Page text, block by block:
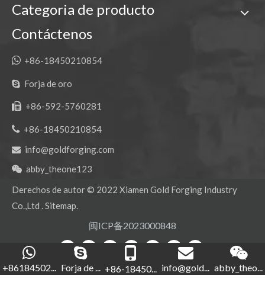
+86184502... Forja de ... +86-18450... info@gold... abby_theo...
Categoria de producto
Contáctenos
 +86-18450210854
 Forja de oro
 +86-592-5760281
 +86-18450210854
 info@goldforging.com
 abby_theone123
Derechos de autor © 2022 Xiamen Gold Forging Industry
Co.,Ltd .Sitemap.
闽ICP备2023000848